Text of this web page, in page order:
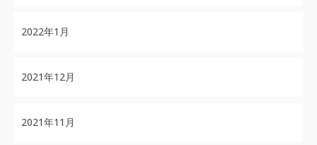
2022年1月
2021年12月
2021年11月